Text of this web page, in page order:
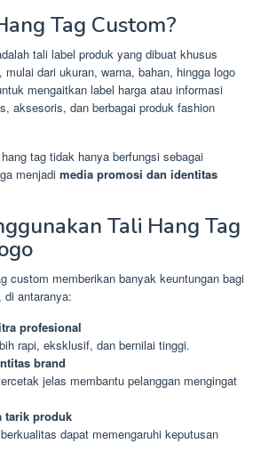
Tag Custom?
tali label produk yang dibuat khusus
dari ukuran, warna, bahan, hingga logo
mengaitkan label harga atau informasi
aksesoris, dan berbagai produk fashion
tag tidak hanya berfungsi sebagai
menjadi media promosi dan identitas
Tali Hang Tag
custom memberikan banyak keuntungan bagi
antaranya:
profesional
rapi, eksklusif, dan bernilai tinggi.
brand
jelas membantu pelanggan mengingat
tarik produk
dapat memengaruhi keputusan